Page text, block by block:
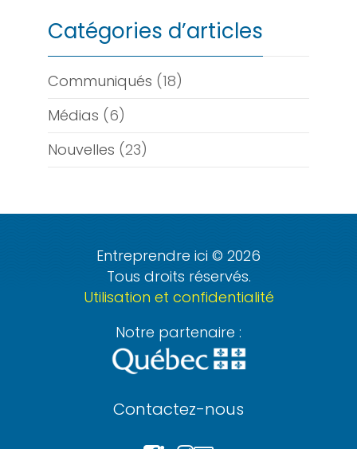
Catégories d’articles
Communiqués (18)
Médias (6)
Nouvelles (23)
Entreprendre ici © 2026
Tous droits réservés.
Utilisation et confidentialité
Notre partenaire :
Contactez-nous